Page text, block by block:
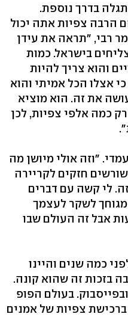
בדרך נוספת.
הרבה צפיות אתה יכול
רבי, "תראה את עידן
בישראל. כמות
והוא צריך להיות
אצלו הכל אמיתי והוא
את זה. הוא מוציא
כמה אלפי צפיות, לכן
"וזה אולי מיושן מה
חזקים לקריירה
לי קשה עם דברים
לשקר לעצמך
אבל זה העולם שבו
כמה שנים והיינו
בזכות זה שהוא קונה.
בעולם הפופ
צפיות של אמנים